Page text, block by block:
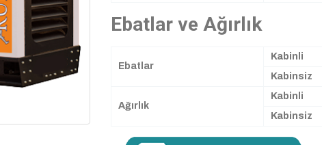
Ebatlar ve Ağırlık
Ebatlar
Kabinli
Kabinsiz
Ağırlık
Kabinli
Kabinsiz